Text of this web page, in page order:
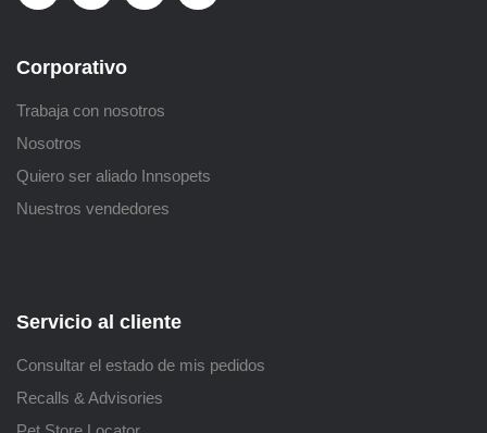
Corporativo
Trabaja con nosotros
Nosotros
Quiero ser aliado Innsopets
Nuestros vendedores
Servicio al cliente
Consultar el estado de mis pedidos
Recalls & Advisories